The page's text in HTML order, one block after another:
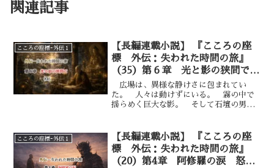
関連記事
こころの座標ｰ外伝１
【長編連載小説】 『こころの座
標 外伝：失われた時間の旅』
（35）第６章 光と影の狭間で
—— ③
広場は、異様な静けさに包まれてい
た。 人々は動けずにいる。 霧の中で
揺らめく巨大な影。 そして石壇の男の
続けたものが、消えてはいなかったこと
を。 石壇の男は、なお後ずさってい
る。
こころの座標ｰ外伝１
【長編連載小説】 『こころの座
標 外伝：失われた時間の旅』
（20）第4章 阿修羅の涙 怒り